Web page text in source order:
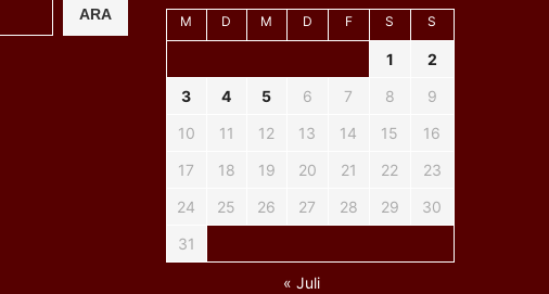
ARA M D M D F S S
1
2
3
4 5 6 7 8
9
10
11 12 13 14 15
16
17
18 19 20 21 22
23
24
25 26 27 28 29
30
31
« Juli